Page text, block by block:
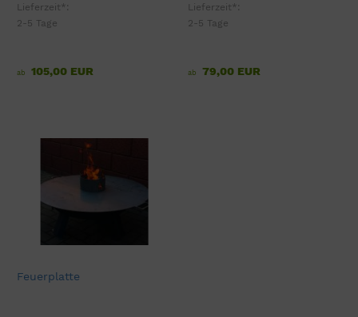
Lieferzeit*:
2-5 Tage
ab 105,00 EUR
Lieferzeit*:
2-5 Tage
ab 79,00 EUR
Feuerplatte